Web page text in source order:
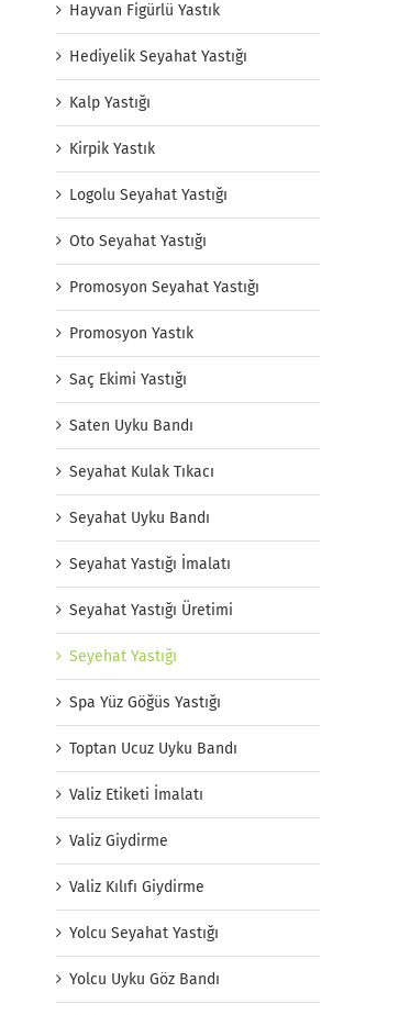
Hayvan Figürlü Yastık
Hediyelik Seyahat Yastığı
Kalp Yastığı
Kirpik Yastık
Logolu Seyahat Yastığı
Oto Seyahat Yastığı
Promosyon Seyahat Yastığı
Promosyon Yastık
Saç Ekimi Yastığı
Saten Uyku Bandı
Seyahat Kulak Tıkacı
Seyahat Uyku Bandı
Seyahat Yastığı İmalatı
Seyahat Yastığı Üretimi
Seyehat Yastığı
Spa Yüz Göğüs Yastığı
Toptan Ucuz Uyku Bandı
Valiz Etiketi İmalatı
Valiz Giydirme
Valiz Kılıfı Giydirme
Yolcu Seyahat Yastığı
Yolcu Uyku Göz Bandı